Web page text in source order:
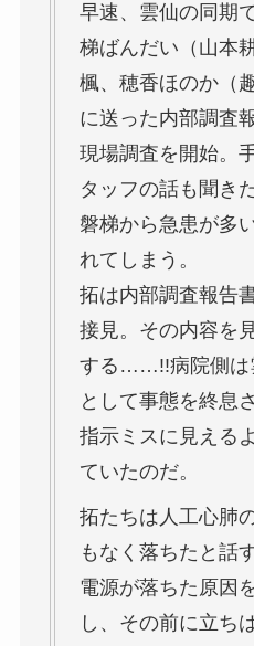
早速、雲仙の同期
梯ばんだい（山本
楓、穂香ほのか（
に送った内部調査
現場調査を開始。
タッフの話も聞き
磐梯から急患が多
れてしまう。
拓は内部調査報告
接見。その内容を
する……!!病院側は
として事態を終息
指示ミスに見える
ていたのだ。
拓たちは人工心肺
もなく落ちたと話
電源が落ちた原因
し、その前に立ち